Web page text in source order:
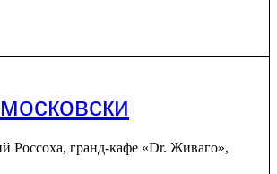
Россоха, гранд-кафе «Dr. Живаго»,